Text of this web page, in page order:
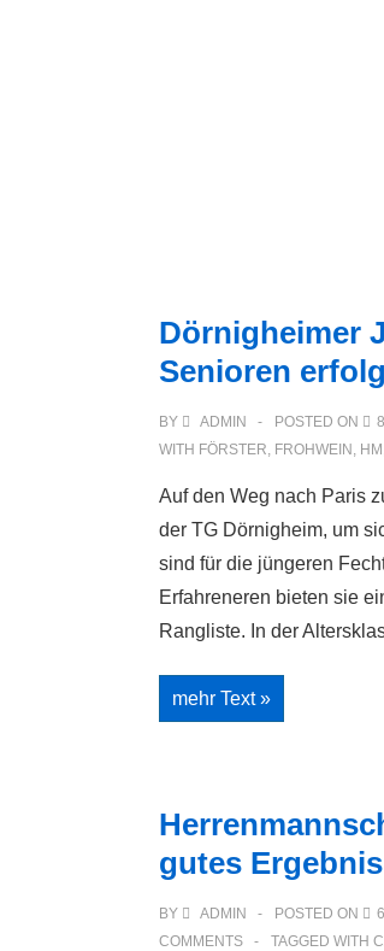
Dörnigheimer
Senioren
BY ADMIN POSTED ON
WITH FÖRSTER, FROHWEIN , HM
Auf den Weg nach Paris
der TG Dörnigheim, um
sind für die jüngeren
Erfahreneren bieten sie
Rangliste. In der
Dörnigheimer
Jugend
auf
–
erfolgreich
bei
mehr Text »
gutes
BY ADMIN POSTED ON
COMMENTS
TAGGED WITH